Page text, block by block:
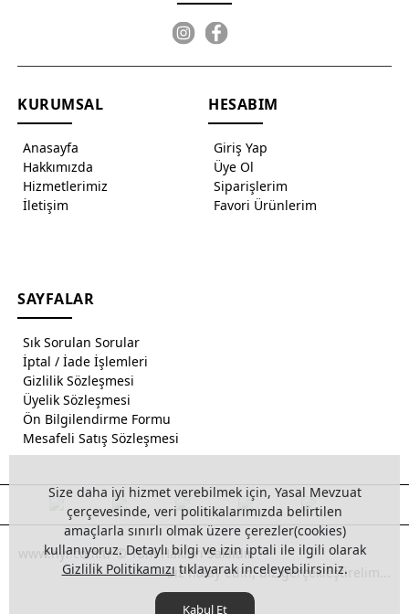
Size daha iyi hizmet verebilmek için, Yasal Mevzuat
çerçevesinde, veri politikalarımızda belirtilen
amaçlarla sınırlı olmak üzere çerezler(cookies)
kullanıyoruz. Detaylı bilgi ve izin iptali ile ilgili olarak
Gizlilik Politikamızı tıklayarak inceleyebilirsiniz.
Kabul Et
KURUMSAL
Anasayfa
Hakkımızda
Hizmetlerimiz
İletişim
HESABIM
Giriş Yap
Üye Ol
Siparişlerim
Favori Ürünlerim
SAYFALAR
Sık Sorulan Sorular
İptal / İade İşlemleri
Gizlilik Sözleşmesi
Üyelik Sözleşmesi
Ön Bilgilendirme Formu
Mesafeli Satış Sözleşmesi
www.hyl.com.tr © Tüm Hakları Saklıdır.
Siz halay edin, biz gerçekleştirelim...